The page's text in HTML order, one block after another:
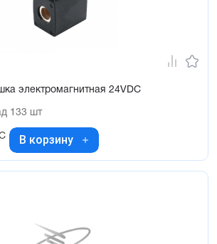
электромагнитная 24VDC
133 шт
В корзину